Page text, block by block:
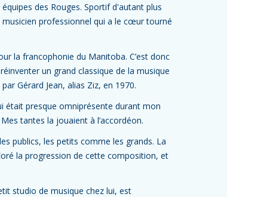
des Rouges. Sportif d'autant plus
professionnel qui a le cœur tourné
la francophonie du Manitoba. C’est donc
un grand classique de la musique
Gérard Jean, alias Ziz, en 1970.
était presque omniprésente durant mon
tantes la jouaient à l’accordéon.
publics, les petits comme les grands. La
la progression de cette composition, et
studio de musique chez lui, est